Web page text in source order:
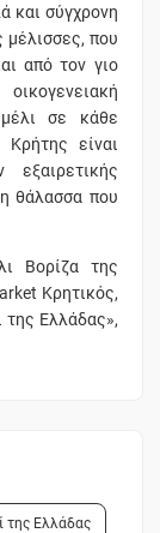
και σύγχρονη
μέλισσες, που
από τον γιο
σε κάθε
Κρήτης είναι
εξαιρετικής
θάλασσα που
Βορίζα της
Κρητικός,
της Ελλάδας»,
της Ελλάδας